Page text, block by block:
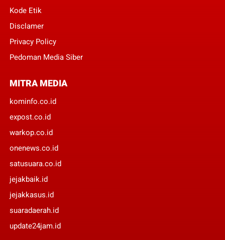
Kode Etik
Disclamer
Privacy Policy
Pedoman Media Siber
MITRA MEDIA
kominfo.co.id
expost.co.id
warkop.co.id
onenews.co.id
satusuara.co.id
jejakbaik.id
jejakkasus.id
suaradaerah.id
update24jam.id